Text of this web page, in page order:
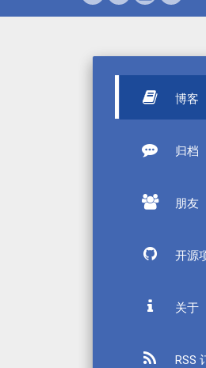
博客
归档
朋友
开源
关于
RSS